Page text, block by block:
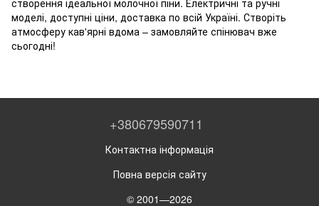
створення ідеальної молочної піни. Електричні та ручні
моделі, доступні ціни, доставка по всій Україні. Створіть
атмосферу кав'ярні вдома – замовляйте спінювач вже
сьогодні!
+380679590711
Контактна інформація
Повна версія сайту
© 2001—2026